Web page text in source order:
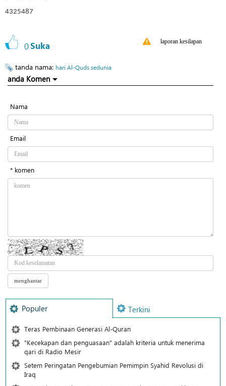
4325487
0Suka laporan kesilapan
tanda nama: hari Al-Quds sedunia
anda Komen
Nama
Email
* komen
Populer Terkini
Teras Pembinaan Generasi Al-Quran
"Kecekapan dan penguasaan" adalah kriteria untuk menerima
qari di Radio Mesir
Setem Peringatan Pengebumian Pemimpin Syahid Revolusi di
Iraq